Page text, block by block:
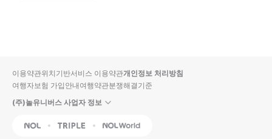
입니
다.
순
상
이용약관위치기반서비스 이용약관개인정보 처리방침
여행자보험 가입안내여행약관분쟁해결기준
(주)놀유니버스 사업자 정보
NOL Triple Interpark Global